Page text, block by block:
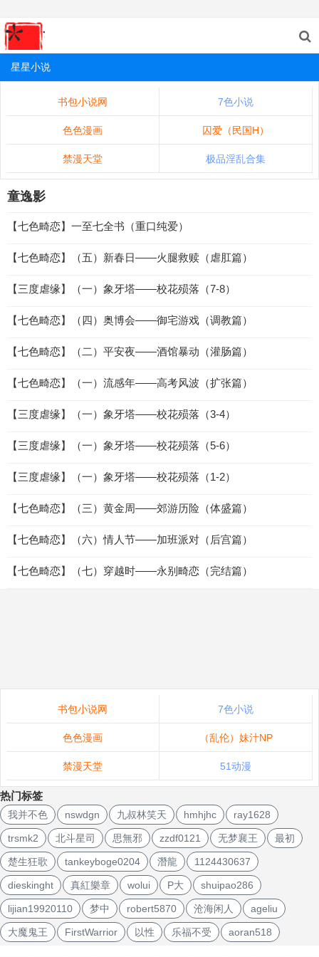
星星小说
书包小说网 7色小说
色色漫画 囚爱（民国H）
禁漫天堂 极品淫乱合集
童逸影
【七色畸恋】一至七全书（重口纯爱）
【七色畸恋】（五）新春日——火腿救赎（虐肛篇）
【三度虐缘】（一）象牙塔——校花殒落（7-8）
【七色畸恋】（四）奥博会——御宅游戏（调教篇）
【七色畸恋】（二）平安夜——酒馆暴动（灌肠篇）
【七色畸恋】（一）流感年——高考风波（扩张篇）
【三度虐缘】（一）象牙塔——校花殒落（3-4）
【三度虐缘】（一）象牙塔——校花殒落（5-6）
【三度虐缘】（一）象牙塔——校花殒落（1-2）
【七色畸恋】（三）黄金周——郊游历险（体盛篇）
【七色畸恋】（六）情人节——加班派对（后宫篇）
【七色畸恋】（七）穿越时——永别畸恋（完结篇）
书包小说网 7色小说
色色漫画 （乱伦）妹汁NP
禁漫天堂 51动漫
热门标签
我并不色 nswdgn 九叔林笑天 hmhjhc ray1628
trsmk2 北斗星司 思無邪 zzdf0121 无梦襄王 最初
楚生狂歌 tankeyboge0204 潛龍 1124430637
dieskinght 真紅樂章 wolui P大 shuipao286
lijian19920110 梦中 robert5870 沧海闲人 ageliu
大魔鬼王 FirstWarrior 以性 乐福不受 aoran518